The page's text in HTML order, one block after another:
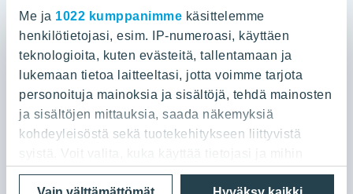
Me ja 1022 kumppanimme käsittelemme
henkilötietojasi, esim. IP-numeroasi, käyttäen
teknologioita, kuten evästeitä, tallentamaan ja
lukemaan tietoa laitteeltasi, jotta voimme tarjota
personoituja mainoksia ja sisältöjä, tehdä mainosten
ja sisältöjen mittauksia, saada näkemyksiä
kohdeyleisöstä sekä tuotekehitykseen liittyvistä
syistä. Voit valita, kuka käyttää tietojasi ja mihin
tarkoituksiin.
Töihin meille
Sijoittajat
Projektit
Vastuullisuus
Media
Yhteystiedot
Myytävät asunnot
Vuokrattavat toimitilat
Kiinteistösijoittaminen
Infrarakentaminen
Toimitilarakentaminen
Teollisuusrakentaminen
YIT:n pääkonttori
Panuntie 11, PL 36, 00620 Helsinki
020 433 111